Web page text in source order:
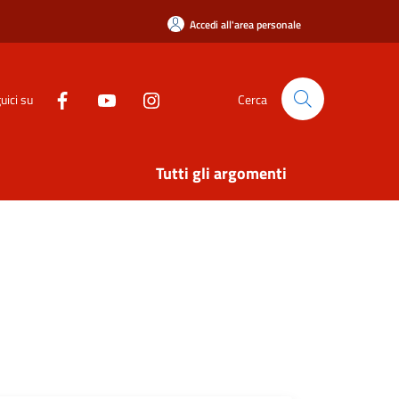
Accedi all'area personale
su Cerca
Tutti gli argomenti